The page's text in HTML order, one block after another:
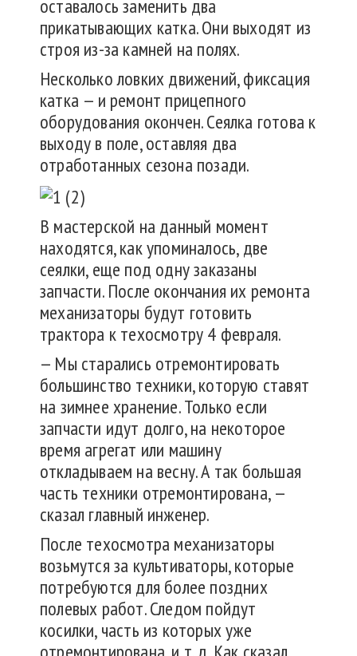
оставалось заменить два
прикатывающих катка. Они выходят из
строя из-за камней на полях.
Несколько ловких движений, фиксация
катка — и ремонт прицепного
оборудования окончен. Сеялка готова к
выходу в поле, оставляя два
отработанных сезона позади.
В мастерской на данный момент
находятся, как упоминалось, две
сеялки, еще под одну заказаны
запчасти. После окончания их ремонта
механизаторы будут готовить
трактора к техосмотру 4 февраля.
— Мы старались отремонтировать
большинство техники, которую ставят
на зимнее хранение. Только если
запчасти идут долго, на некоторое
время агрегат или машину
откладываем на весну. А так большая
часть техники отремонтирована, —
сказал главный инженер.
После техосмотра механизаторы
возьмутся за культиваторы, которые
потребуются для более поздних
полевых работ. Следом пойдут
косилки, часть из которых уже